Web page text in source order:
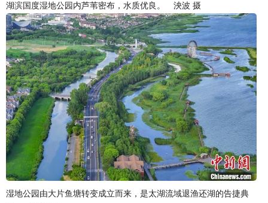
湖滨国度湿地公园内芦苇密布，水质优良。 泱波 摄
湿地公园由大片鱼塘转变成立而来，是太湖流域退渔还湖的告捷典